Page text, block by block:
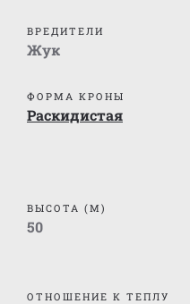
ВРЕДИТЕЛИ
Жук
ФОРМА КРОНЫ
Раскидистая
ВЫСОТА (М)
50
ОТНОШЕНИЕ К ТЕПЛУ